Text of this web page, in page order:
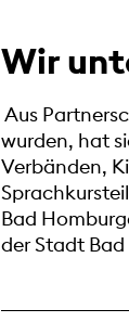
Wir
Aus
wurden, hat
Verbänden,
Bad
der Stadt